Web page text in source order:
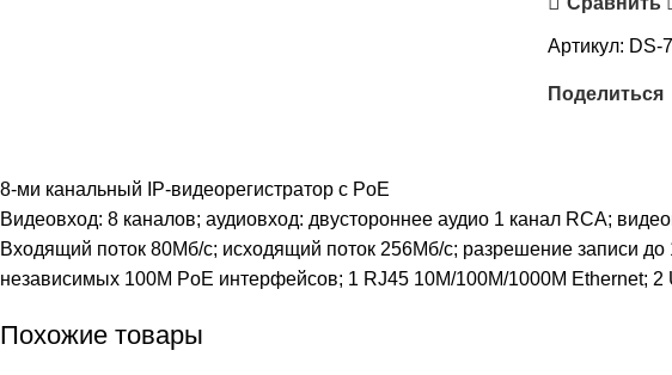
Артикул: DS-
Поделиться
8-ми канальный IP-видеорегистратор c PoE
Видеовход: 8 каналов; аудиовход: двустороннее аудио 1 канал RCA;
Входящий поток 80Мб/с; исходящий поток 256Мб/с; разрешение записи
независимых 100M PoE интерфейсов; 1 RJ45 10M/100M/1000M Ethernet;
Похожие товары